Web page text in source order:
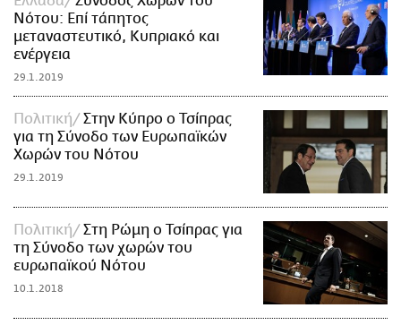
Νότου: Επί τάπητος
μεταναστευτικό, Κυπριακό και
ενέργεια
29.1.2019
Πολιτική
Στην Κύπρο ο Τσίπρας
για τη Σύνοδο των Ευρωπαϊκών
Χωρών του Νότου
29.1.2019
Πολιτική
Στη Ρώμη ο Τσίπρας για
τη Σύνοδο των χωρών του
ευρωπαϊκού Νότου
10.1.2018